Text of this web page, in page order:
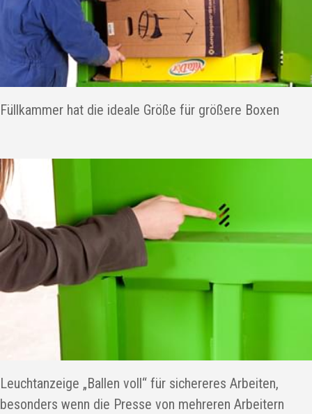
Füllkammer hat die ideale Größe für größere Boxen
Leuchtanzeige „Ballen voll“ für sichereres Arbeiten,
besonders wenn die Presse von mehreren Arbeitern